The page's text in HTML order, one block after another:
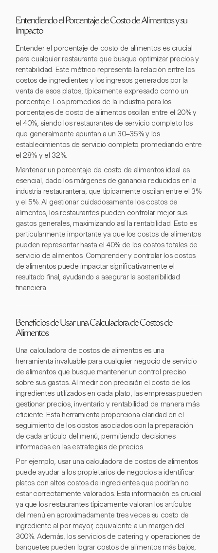
Entendiendo el Porcentaje de Costo de Alimentos y su
Impacto
Entender el porcentaje de costo de alimentos es crucial
para cualquier restaurante que busque optimizar precios y
rentabilidad. Este métrico representa la relación entre los
costos de ingredientes y los ingresos generados por la
venta de esos platos, típicamente expresado como un
porcentaje. Los promedios de la industria para los
porcentajes de costo de alimentos oscilan entre el 20% y
el 40%, siendo los restaurantes de servicio completo los
que generalmente apuntan a un 30–35% y los
establecimientos de servicio completo promediando entre
el 28% y el 32%.
Mantener un porcentaje de costo de alimentos ideal es
esencial, dado los márgenes de ganancia reducidos en la
industria restaurantera, que típicamente oscilan entre el 3%
y el 5%. Al gestionar cuidadosamente los costos de
alimentos, los restaurantes pueden controlar mejor sus
gastos generales, maximizando así la rentabilidad. Esto es
particularmente importante ya que los costos de alimentos
pueden representar hasta el 40% de los costos totales de
servicio de alimentos. Comprender y controlar los costos
de alimentos puede impactar significativamente el
resultado final, ayudando a asegurar la sostenibilidad
financiera.
Beneficios de Usar una Calculadora de Costos de
Alimentos
Una calculadora de costos de alimentos es una
herramienta invaluable para cualquier negocio de servicio
de alimentos que busque mantener un control preciso
sobre sus gastos. Al medir con precisión el costo de los
ingredientes utilizados en cada plato, las empresas pueden
gestionar precios, inventario y rentabilidad de manera más
eficiente. Esta herramienta proporciona claridad en el
seguimiento de los costos asociados con la preparación
de cada artículo del menú, permitiendo decisiones
informadas en las estrategias de precios.
Por ejemplo, usar una calculadora de costos de alimentos
puede ayudar a los propietarios de negocios a identificar
platos con altos costos de ingredientes que podrían no
estar correctamente valorados. Esta información es crucial
ya que los restaurantes típicamente valoran los artículos
del menú en aproximadamente tres veces su costo de
ingrediente al por mayor, equivalente a un margen del
300%. Además, los servicios de catering y operaciones de
banquetes pueden lograr costos de alimentos más bajos,